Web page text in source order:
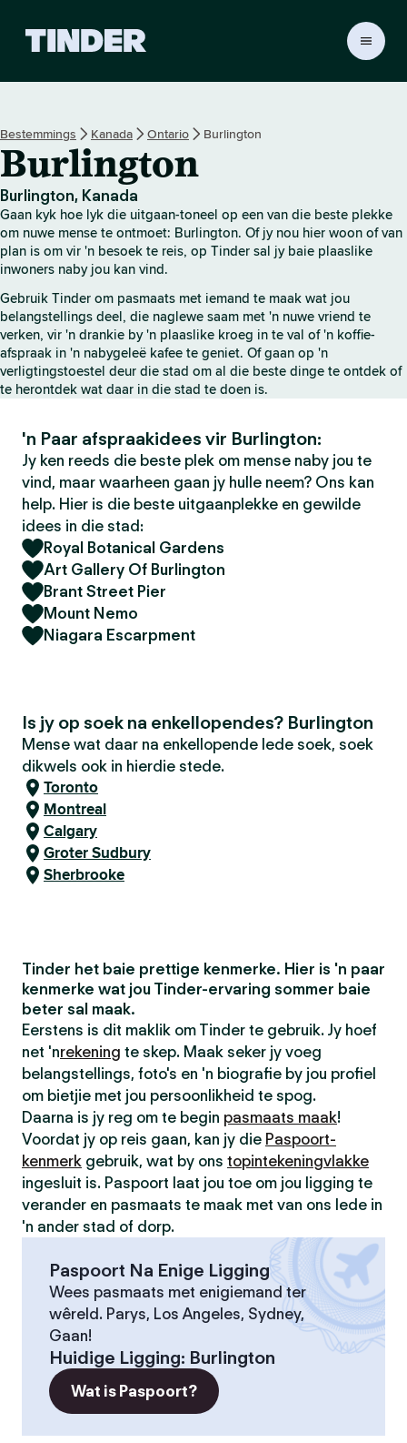
r
t
i
s
b
l
d
Bestemmings Kanada Ontario Burlington
Burlington
Burlington, Kanada
Gaan kyk hoe lyk die uitgaan-toneel op een van die beste plekke
om nuwe mense te ontmoet: Burlington. Of jy nou hier woon of van
plan is om vir 'n besoek te reis, op Tinder sal jy baie plaaslike
inwoners naby jou kan vind.
Gebruik Tinder om pasmaats met iemand te maak wat jou
belangstellings deel, die naglewe saam met 'n nuwe vriend te
verken, vir 'n drankie by 'n plaaslike kroeg in te val of 'n koffie-
afspraak in 'n nabygeleë kafee te geniet. Of gaan op 'n
verligtingstoestel deur die stad om al die beste dinge te ontdek of
te herontdek wat daar in die stad te doen is.
'n Paar afspraakidees vir Burlington:
Jy ken reeds die beste plek om mense naby jou te
vind, maar waarheen gaan jy hulle neem? Ons kan
help. Hier is die beste uitgaanplekke en gewilde
idees in die stad:
Royal Botanical Gardens
Art Gallery Of Burlington
Brant Street Pier
Mount Nemo
Niagara Escarpment
Is jy op soek na enkellopendes? Burlington
Mense wat daar na enkellopende lede soek, soek
dikwels ook in hierdie stede.
Toronto
Montreal
Calgary
Groter Sudbury
Sherbrooke
Tinder het baie prettige kenmerke. Hier is 'n paar
kenmerke wat jou Tinder-ervaring sommer baie
beter sal maak.
Eerstens is dit maklik om Tinder te gebruik. Jy hoef
net 'nrekening te skep. Maak seker jy voeg
belangstellings, foto's en 'n biografie by jou profiel
om bietjie met jou persoonlikheid te spog.
Daarna is jy reg om te begin pasmaats maak!
Voordat jy op reis gaan, kan jy die Paspoort-
kenmerk gebruik, wat by ons topintekeningvlakke
ingesluit is. Paspoort laat jou toe om jou ligging te
verander en pasmaats te maak met van ons lede in
'n ander stad of dorp.
Paspoort Na Enige Ligging
Wees pasmaats met enigiemand ter
wêreld. Parys, Los Angeles, Sydney,
Gaan!
Huidige Ligging: Burlington
Wat is Paspoort?